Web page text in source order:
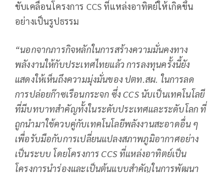
ขับเคลื่อนโครงการ CCS ที่แหล่งอาทิตย์ให้เกิดขึ้น
อย่างเป็นรูปธรรม
“นอกจากภารกิจหลักในการสร้างความมั่นคงทาง
พลังงานให้กับประเทศไทยแล้ว การลงทุนครั้งนี้ยัง
แสดงให้เห็นถึงความมุ่งมั่นของ ปตท.สผ. ในการลด
การปล่อยก๊าซเรือนกระจก ซึ่งCCS นับเป็นเทคโนโลยี
ที่มีบทบาทสำคัญทั้งในระดับประเทศและระดับโลก ที่
ถูกนำมาใช้ควบคู่กับเทคโนโลยีพลังงานสะอาดอื่น ๆ
เพื่อรับมือกับการเปลี่ยนแปลงสภาพภูมิอากาศอย่าง
เป็นระบบ โดยโครงการ CCS ที่แหล่งอาทิตย์เป็น
โครงการนำร่องและเป็นต้นแบบสำคัญในการพัฒนา